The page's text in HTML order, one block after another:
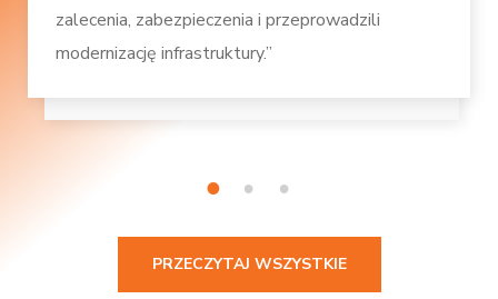
zalecenia, zabezpieczenia i przeprowadzili
modernizację infrastruktury.”
1 2 3
PRZECZYTAJ WSZYSTKIE